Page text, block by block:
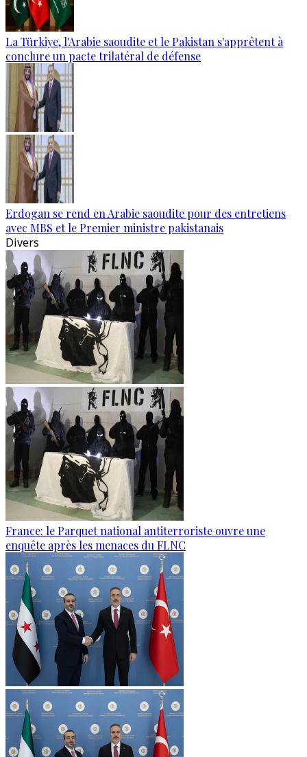
La Türkiye, l'Arabie saoudite et le Pakistan s'apprêtent à
conclure un pacte trilatéral de défense
Erdogan se rend en Arabie saoudite pour des entretiens
avec MBS et le Premier ministre pakistanais
Divers
France: le Parquet national antiterroriste ouvre une
enquête après les menaces du FLNC